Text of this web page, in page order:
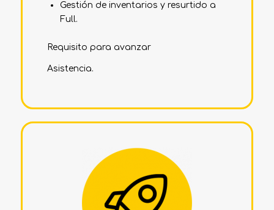
Gestión de inventarios y resurtido a
Full.
Requisito para avanzar
Asistencia.